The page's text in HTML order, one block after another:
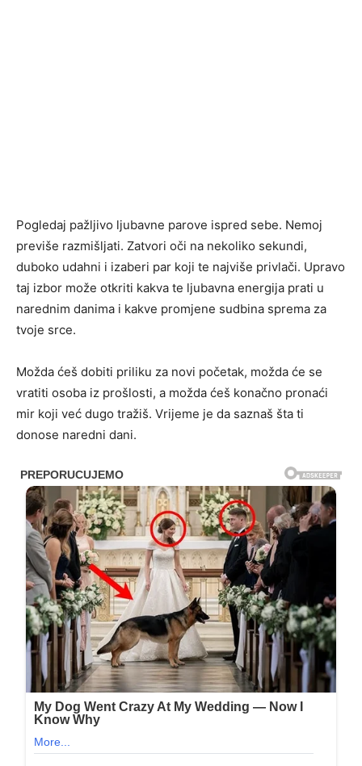
Pogledaj pažljivo ljubavne parove ispred sebe. Nemoj
previše razmišljati. Zatvori oči na nekoliko sekundi,
duboko udahni i izaberi par koji te najviše privlači. Upravo
taj izbor može otkriti kakva te ljubavna energija prati u
narednim danima i kakve promjene sudbina sprema za
tvoje srce.
Možda ćeš dobiti priliku za novi početak, možda će se
vratiti osoba iz prošlosti, a možda ćeš konačno pronaći
mir koji već dugo tražiš. Vrijeme je da saznaš šta ti
donose naredni dani.